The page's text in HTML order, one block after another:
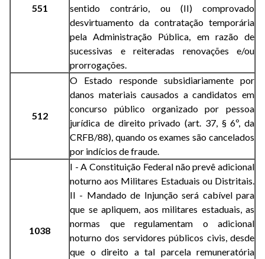
551
sentido contrário, ou (II) comprovado
desvirtuamento da contratação temporária
pela Administração Pública, em razão de
sucessivas e reiteradas renovações e/ou
prorrogações.
512
O Estado responde subsidiariamente por
danos materiais causados a candidatos em
concurso público organizado por pessoa
jurídica de direito privado (art. 37, § 6º, da
CRFB/88), quando os exames são cancelados
por indícios de fraude.
1038
I - A Constituição Federal não prevê adicional
noturno aos Militares Estaduais ou Distritais.
II - Mandado de Injunção será cabível para
que se apliquem, aos militares estaduais, as
normas que regulamentam o adicional
noturno dos servidores públicos civis, desde
que o direito a tal parcela remuneratória